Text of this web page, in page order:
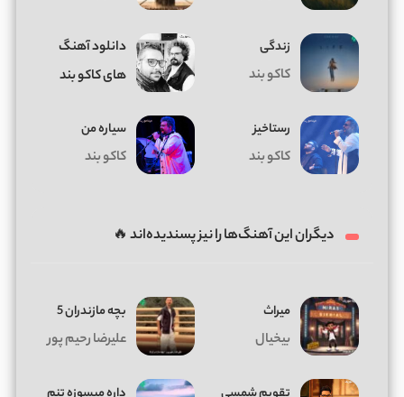
زندگی
کاکو بند
دانلود آهنگ
های کاکو بند
رستاخیز
کاکو بند
سیاره من
کاکو بند
دیگران این آهنگ‌ها را نیز پسندیده‌اند 🔥
میراث
بیخیال
بچه مازندران 5
علیرضا رحیم پور